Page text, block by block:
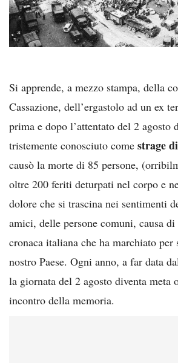
Si apprende, a mezzo stampa, della
Cassazione, dell’ergastolo ad un ex
prima e dopo l’attentato del 2 agosto
tristemente conosciuto come strage
causò la morte di 85 persone,
oltre 200 feriti deturpati nel corpo e
dolore che si trascina nei sentimenti
amici, delle persone comuni, causa
cronaca italiana che ha marchiato per
nostro Paese. Ogni anno, a far data
la giornata del 2 agosto diventa meta
incontro della memoria.